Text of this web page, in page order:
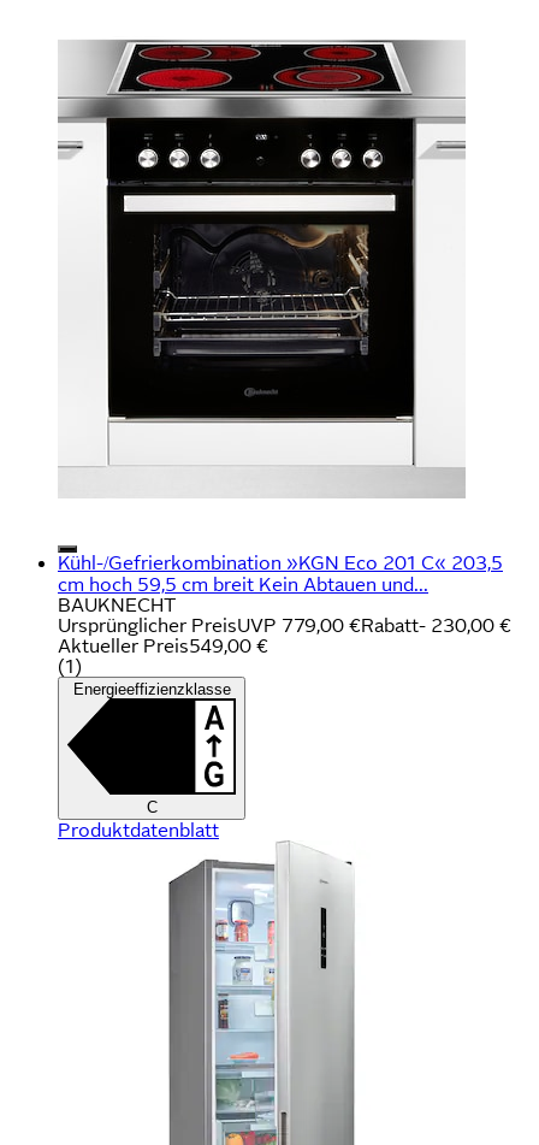
Kühl-/Gefrierkombination »KGN Eco 201 C« 203,5
cm hoch 59,5 cm breit Kein Abtauen und...
BAUKNECHT
Ursprünglicher PreisUVP 779,00 €Rabatt- 230,00 €
Aktueller Preis549,00 €
(1)
Energieeffizienzklasse
C
Produktdatenblatt